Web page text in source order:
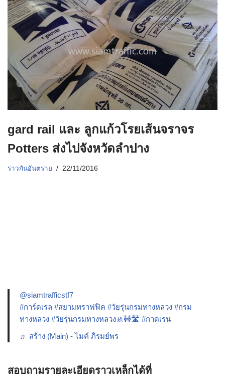
gard rail และ ลูกแก้วโรยเส้นจราจร
Potters ส่งไปจังหวัดลำปาง
ราวกันอันตราย 22/11/2016
@siamtrafficstf7
#การ์ดเรล #สยามทราฟฟิค #วัยรุ่นกรมทางหลวง #กรม
ทางหลวง #วัยรุ่นกรมทางหลวง🚸🚧🛣️ #กาดเรน
♬ สร้าง (Main) - ไมค์ ภิรมย์พร
สอบถามรายละเอียดราวเหล็กได้ที่